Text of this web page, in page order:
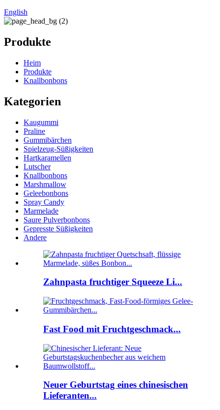
English
Produkte
Heim
Produkte
Knallbonbons
Kategorien
Kaugummi
Praline
Gummibärchen
Spielzeug-Süßigkeiten
Hartkaramellen
Lutscher
Knallbonbons
Marshmallow
Geleebonbons
Spray Candy
Marmelade
Saure Pulverbonbons
Gepresste Süßigkeiten
Andere
Zahnpasta fruchtiger Squeeze Li...
Fast Food mit Fruchtgeschmack...
Neuer Geburtstag eines chinesischen
Lieferanten...